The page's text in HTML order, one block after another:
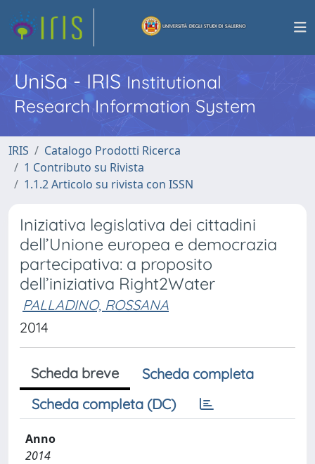
UniSa - IRISInstitutional
Research Information System
IRIS
Catalogo Prodotti Ricerca
1 Contributo su Rivista
1.1.2 Articolo su rivista con ISSN
Iniziativa legislativa dei cittadini
dell’Unione europea e democrazia
partecipativa: a proposito
dell’iniziativa Right2Water
PALLADINO, ROSSANA
2014
Scheda breve
Scheda completa
Scheda completa (DC)
Anno
2014